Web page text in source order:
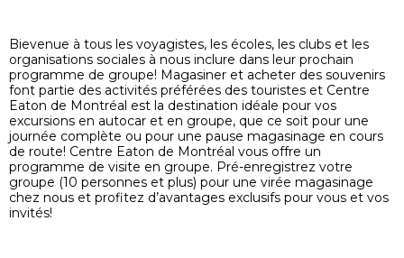
Bievenue à tous les voyagistes, les écoles, les clubs et les
organisations sociales à nous inclure dans leur prochain
programme de groupe! Magasiner et acheter des souvenirs
font partie des activités préférées des touristes et Centre
Eaton de Montréal est la destination idéale pour vos
excursions en autocar et en groupe, que ce soit pour une
journée complète ou pour une pause magasinage en cours
de route! Centre Eaton de Montréal vous offre un
programme de visite en groupe. Pré-enregistrez votre
groupe (10 personnes et plus) pour une virée magasinage
chez nous et profitez d’avantages exclusifs pour vous et vos
invités!